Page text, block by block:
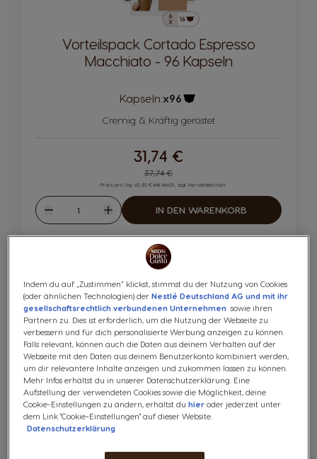
Vorteilspack Cortado Espresso
Macchiato - 96 Kapseln
Kapseln:x96
Cremig & Kräftig geröstet
Regular Price
37,74 €
31,74 €
Preis pro 1 kg: 62,40 € inkl. MwSt., zzgl. Versandkosten
Abnahme
Menge
Zunahme
IN DEN WARENKORB
INTENSITÄT5
Espresso - 16 Kapseln
Mild & Fruchtig
Indem du auf „Zustimmen“ klickst, stimmst du der Nutzung von Cookies
(oder ähnlichen Technologien) derNestlé Deutschland AG und mit ihr
gesellschaftsrechtlich verbundenen Unternehmen sowie ihren
Partnern zu. Dies ist erforderlich, um die Nutzung der Webseite zu
verbessern und für dich personalisierte Werbung anzeigen zu können.
Falls relevant, können auch die Daten aus deinem Verhalten auf der
Webseite mit den Daten aus deinem Benutzerkonto kombiniert werden,
um dir relevantere Inhalte anzeigen und zukommen lassen zu können.
Mehr Infos erhältst du in unserer Datenschutzerklärung. Eine
Aufstellung der verwendeten Cookies sowie die Möglichkeit, deine
Cookie-Einstellungen zu ändern, erhältst duhier oder jederzeit unter
dem Link "Cookie-Einstellungen" auf dieser Website.
Datenschutzerklärung